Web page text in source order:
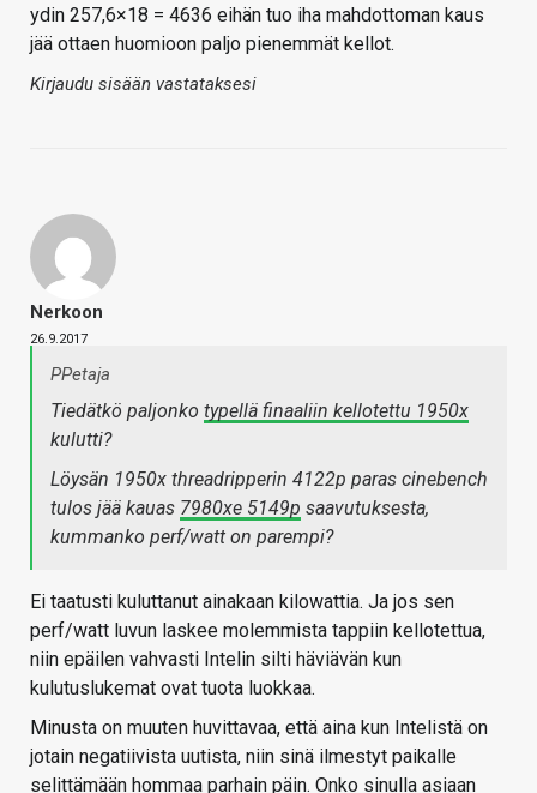
ydin 257,6×18 = 4636 eihän tuo iha mahdottoman kaus
jää ottaen huomioon paljo pienemmät kellot.
Kirjaudu sisään vastataksesi
Nerkoon
26.9.2017
PPetaja
Tiedätkö paljonko typellä finaaliin kellotettu 1950x
kulutti?
Löysän 1950x threadripperin 4122p paras cinebench
tulos jää kauas 7980xe 5149p saavutuksesta,
kummanko perf/watt on parempi?
Ei taatusti kuluttanut ainakaan kilowattia. Ja jos sen
perf/watt luvun laskee molemmista tappiin kellotettua,
niin epäilen vahvasti Intelin silti häviävän kun
kulutuslukemat ovat tuota luokkaa.
Minusta on muuten huvittavaa, että aina kun Intelistä on
jotain negatiivista uutista, niin sinä ilmestyt paikalle
selittämään hommaa parhain päin. Onko sinulla asiaan